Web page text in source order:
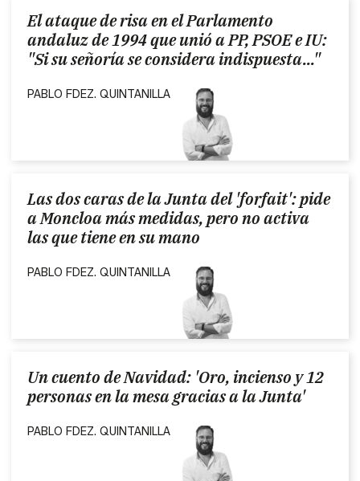
El ataque de risa en el Parlamento
andaluz de 1994 que unió a PP, PSOE e IU:
"Si su señoría se considera indispuesta..."
PABLO FDEZ. QUINTANILLA
Las dos caras de la Junta del 'forfait': pide
a Moncloa más medidas, pero no activa
las que tiene en su mano
PABLO FDEZ. QUINTANILLA
Un cuento de Navidad: 'Oro, incienso y 12
personas en la mesa gracias a la Junta'
PABLO FDEZ. QUINTANILLA